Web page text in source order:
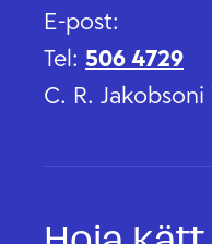
E-post:
Tel: 506 4729
C. R. Jakobsoni